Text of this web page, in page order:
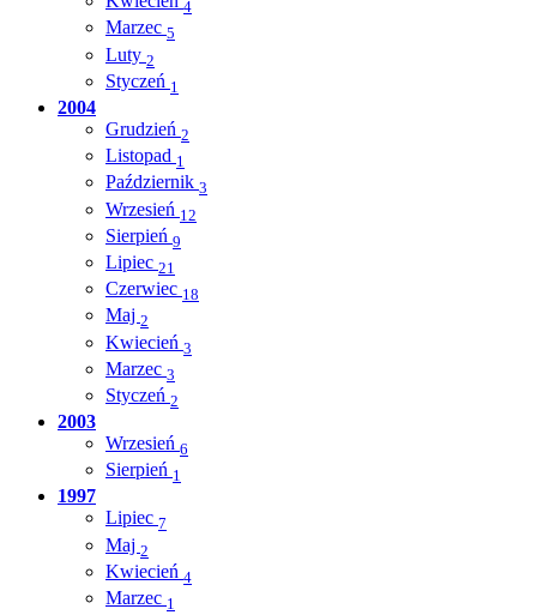
4
Marzec 5
Luty 2
Styczeń 1
2004
Grudzień 2
Listopad 1
Październik 3
Wrzesień 12
Sierpień 9
Lipiec 21
Czerwiec 18
Maj 2
Kwiecień 3
Marzec 3
Styczeń 2
2003
Wrzesień 6
Sierpień 1
1997
Lipiec 7
Maj 2
Kwiecień 4
Marzec 1